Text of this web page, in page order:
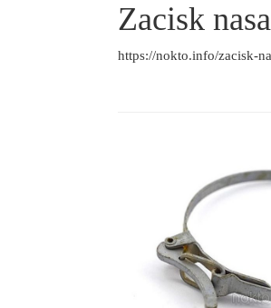
Zacisk
https://nokto.info/zacisk-